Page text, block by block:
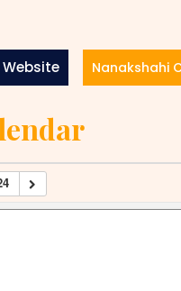
Nanakshahi